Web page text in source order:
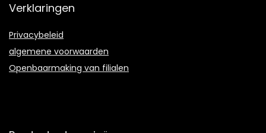
Verklaringen
Privacybeleid
algemene voorwaarden
Openbaarmaking van filialen